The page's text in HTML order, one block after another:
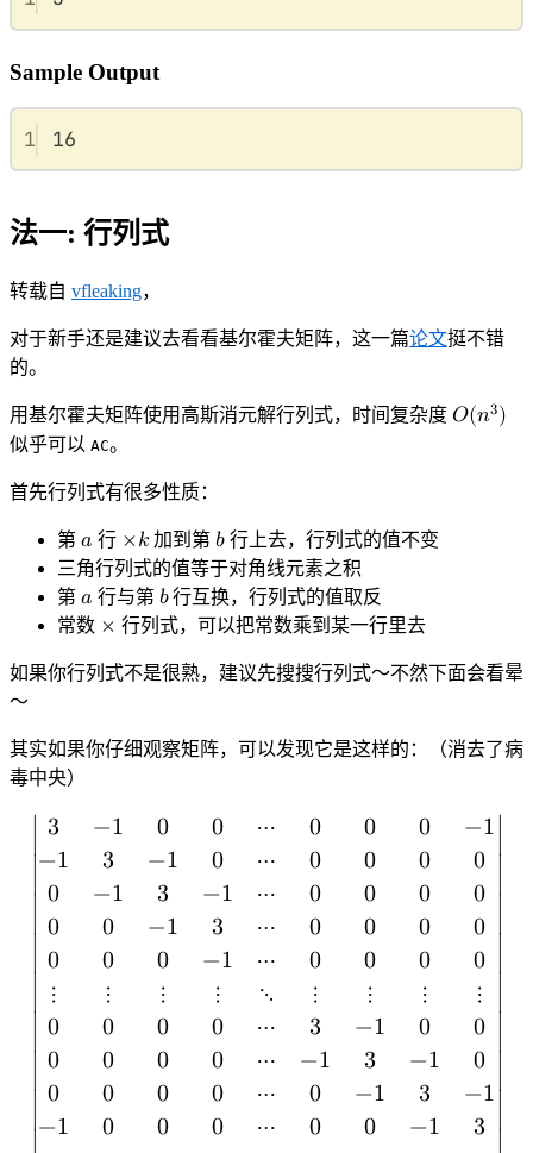
Sample Output
1 16
法一: 行列式
转载自 vfleaking，
对于新手还是建议去看看基尔霍夫矩阵，这一篇论文挺不错
的。
用基尔霍夫矩阵使用高斯消元解行列式，时间复杂度 𝑂(𝑛3)
O(n3)
似乎可以 AC。
首先行列式有很多性质：
第 𝑎
a
行 ×𝑘
×k
加到第 𝑏
b
行上去，行列式的值不变
三角行列式的值等于对角线元素之积
第 𝑎
a
行与第 𝑏
b
行互换，行列式的值取反
常数 × 行列式，可以把常数乘到某一行里去
如果你行列式不是很熟，建议先搜搜行列式～不然下面会看晕
～
其实如果你仔细观察矩阵，可以发现它是这样的：（消去了病
毒中央）
3 −1 0 0 ⋯ 0 0 0 −1
−1 3 −1 0 ⋯ 0 0 0
0
0
−1 3 −1 ⋯ 0 0 0
0
0
0 −1 3 ⋯ 0 0 0
0
0
0 0 −1 ⋯ 0 0 0
0
⋮
⋮ ⋮ ⋮ ⋱ ⋮ ⋮ ⋮
⋮
0
0 0 0 ⋯ 3 −1 0
0
0
0 0 0 ⋯ −1 3 −1
0
0
0 0 0 ⋯ 0 −1 3 −1
−1 0 0 0 ⋯ 0 0 −1 3